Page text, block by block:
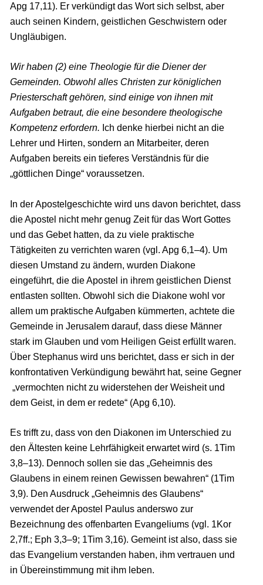
Apg 17,11). Er verkündigt das Wort sich selbst, aber
auch seinen Kindern, geistlichen Geschwistern oder
Ungläubigen.
Wir haben (2) eine Theologie für die Diener der
Gemeinden. Obwohl alles Christen zur königlichen
Priesterschaft gehören, sind einige von ihnen mit
Aufgaben betraut, die eine besondere theologische
Kompetenz erfordern. Ich denke hierbei nicht an die
Lehrer und Hirten, sondern an Mitarbeiter, deren
Aufgaben bereits ein tieferes Verständnis für die
„göttlichen Dinge“ voraussetzen.
In der Apostelgeschichte wird uns davon berichtet, dass
die Apostel nicht mehr genug Zeit für das Wort Gottes
und das Gebet hatten, da zu viele praktische
Tätigkeiten zu verrichten waren (vgl. Apg 6,1–4). Um
diesen Umstand zu ändern, wurden Diakone
eingeführt, die die Apostel in ihrem geistlichen Dienst
entlasten sollten. Obwohl sich die Diakone wohl vor
allem um praktische Aufgaben kümmerten, achtete die
Gemeinde in Jerusalem darauf, dass diese Männer
stark im Glauben und vom Heiligen Geist erfüllt waren.
Über Stephanus wird uns berichtet, dass er sich in der
konfrontativen Verkündigung bewährt hat, seine Gegner
„vermochten nicht zu widerstehen der Weisheit und
dem Geist, in dem er redete“ (Apg 6,10).
Es trifft zu, dass von den Diakonen im Unterschied zu
den Ältesten keine Lehrfähigkeit erwartet wird (s. 1Tim
3,8–13). Dennoch sollen sie das „Geheimnis des
Glaubens in einem reinen Gewissen bewahren“ (1Tim
3,9). Den Ausdruck „Geheimnis des Glaubens“
verwendet der Apostel Paulus anderswo zur
Bezeichnung des offenbarten Evangeliums (vgl. 1Kor
2,7ff.; Eph 3,3–9; 1Tim 3,16). Gemeint ist also, dass sie
das Evangelium verstanden haben, ihm vertrauen und
in Übereinstimmung mit ihm leben.